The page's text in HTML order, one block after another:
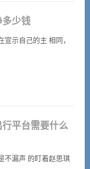
多少钱
示自己的主 相同，
平台需要什么
不漏声 的盯着赵思琪